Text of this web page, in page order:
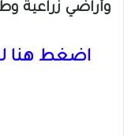
وأراضي زراعية
اضغط هنا